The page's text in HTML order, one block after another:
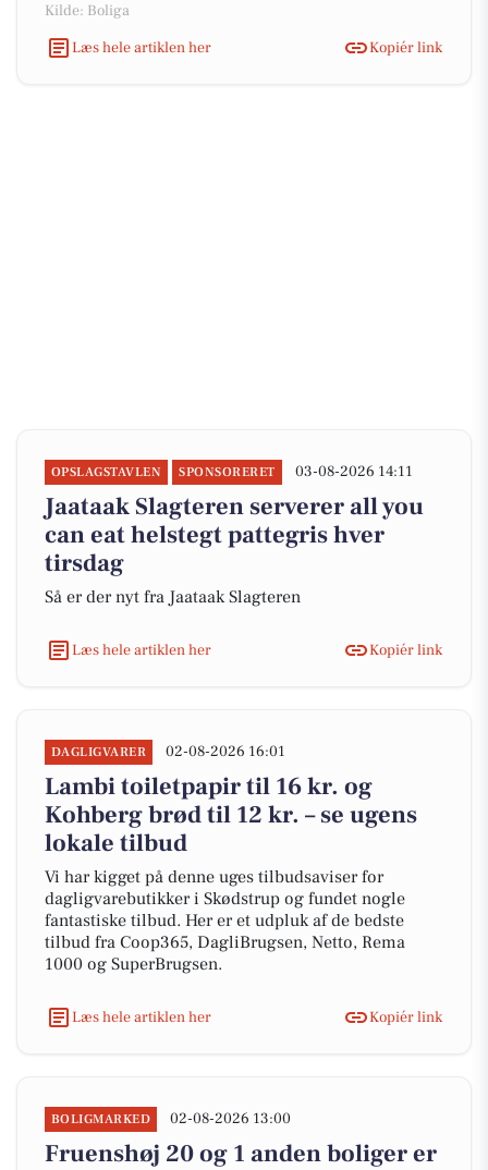
Kilde: Boliga
Læs hele artiklen her
Kopiér link
OPSLAGSTAVLEN SPONSORERET 03-08-2026 14:11
Jaataak Slagteren serverer all you
can eat helstegt pattegris hver
tirsdag
Så er der nyt fra Jaataak Slagteren
Læs hele artiklen her Kopiér link
DAGLIGVARER 02-08-2026 16:01
Lambi toiletpapir til 16 kr. og
Kohberg brød til 12 kr. – se ugens
lokale tilbud
Vi har kigget på denne uges tilbudsaviser for
dagligvarebutikker i Skødstrup og fundet nogle
fantastiske tilbud. Her er et udpluk af de bedste
tilbud fra Coop365, DagliBrugsen, Netto, Rema
1000 og SuperBrugsen.
Læs hele artiklen her Kopiér link
BOLIGMARKED 02-08-2026 13:00
Fruenshøj 20 og 1 anden boliger er